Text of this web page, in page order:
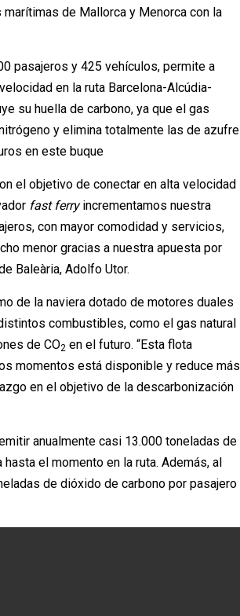
de Mallorca y Menorca con la
pasajeros y 425 vehículos, permite a
en la ruta Barcelona-Alcúdia-
su huella de carbono, ya que el gas
y elimina totalmente las de azufre
en este buque
el objetivo de conectar en alta velocidad
fast ferryincrementamos nuestra
con mayor comodidad y servicios,
menor gracias a nuestra apuesta por
Baleària, Adolfo Utor.
de la naviera dotado de motores duales
combustibles, como el gas natural
de CO2 en el futuro. “Esta flota
momentos está disponible y reduce más
en el objetivo de la descarbonización
anualmente casi 13.000 toneladas de
hasta el momento en la ruta. Además, al
de dióxido de carbono por pasajero